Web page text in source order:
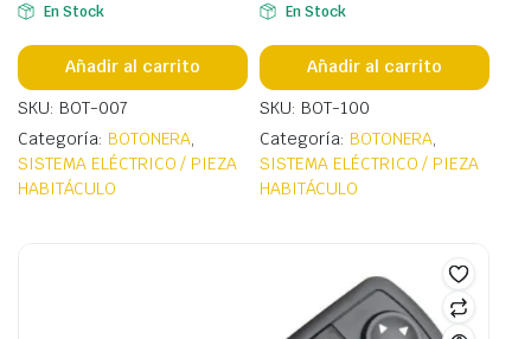
En Stock
Añadir al carrito
SKU: BOT-007
Categoría: BOTONERA
SISTEMA ELÉCTRICO / PIEZA
HABITÁCULO
En Stock
Añadir al carrito
SKU: BOT-100
Categoría: BOTONERA
SISTEMA ELÉCTRICO / PIEZA
HABITÁCULO